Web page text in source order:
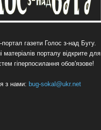
газети Голос з-над Бугу.
матеріалів порталу відкрите для
гіперпосилання обов'язове!
з нами: bug-sokal@ukr.net